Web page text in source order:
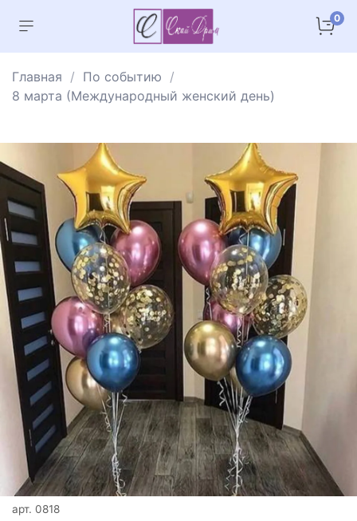
0
Главная
По событию
8 марта (Международный женский день)
арт. 0818